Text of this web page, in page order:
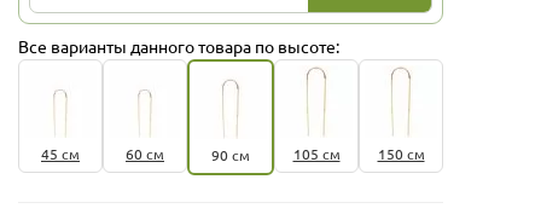
Все варианты данного товара по высоте:
45 см 60 см 90 см 105 см 150 см